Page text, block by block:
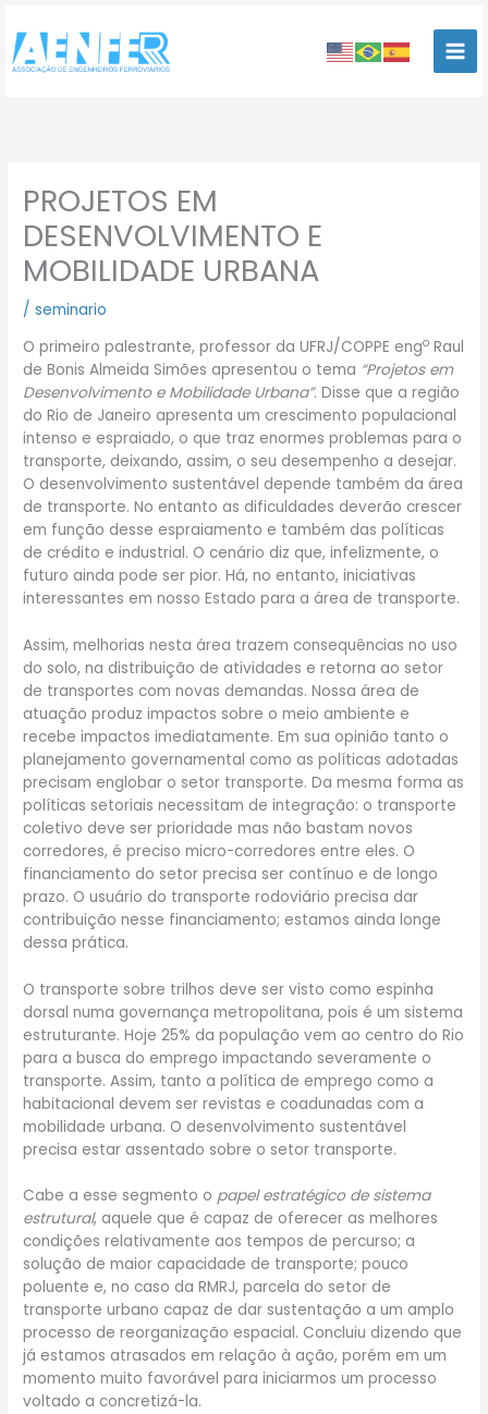
para
conteúdo
PROJETOS EM
DESENVOLVIMENTO E
MOBILIDADE URBANA
/seminario
O primeiro palestrante, professor da UFRJ/COPPE engo Raul
de Bonis Almeida Simões apresentou o tema “Projetos em
Desenvolvimento e Mobilidade Urbana”. Disse que a região
do Rio de Janeiro apresenta um crescimento populacional
intenso e espraiado, o que traz enormes problemas para o
transporte, deixando, assim, o seu desempenho a desejar.
O desenvolvimento sustentável depende também da área
de transporte. No entanto as dificuldades deverão crescer
em função desse espraiamento e também das políticas
de crédito e industrial. O cenário diz que, infelizmente, o
futuro ainda pode ser pior. Há, no entanto, iniciativas
interessantes em nosso Estado para a área de transporte.
Assim, melhorias nesta área trazem consequências no uso
do solo, na distribuição de atividades e retorna ao setor
de transportes com novas demandas. Nossa área de
atuação produz impactos sobre o meio ambiente e
recebe impactos imediatamente. Em sua opinião tanto o
planejamento governamental como as políticas adotadas
precisam englobar o setor transporte. Da mesma forma as
políticas setoriais necessitam de integração: o transporte
coletivo deve ser prioridade mas não bastam novos
corredores, é preciso micro-corredores entre eles. O
financiamento do setor precisa ser contínuo e de longo
prazo. O usuário do transporte rodoviário precisa dar
contribuição nesse financiamento; estamos ainda longe
dessa prática.
O transporte sobre trilhos deve ser visto como espinha
dorsal numa governança metropolitana, pois é um sistema
estruturante. Hoje 25% da população vem ao centro do Rio
para a busca do emprego impactando severamente o
transporte. Assim, tanto a política de emprego como a
habitacional devem ser revistas e coadunadas com a
mobilidade urbana. O desenvolvimento sustentável
precisa estar assentado sobre o setor transporte.
Cabe a esse segmento o papel estratégico de sistema
estrutural, aquele que é capaz de oferecer as melhores
condições relativamente aos tempos de percurso; a
solução de maior capacidade de transporte; pouco
poluente e, no caso da RMRJ, parcela do setor de
transporte urbano capaz de dar sustentação a um amplo
processo de reorganização espacial. Concluiu dizendo que
já estamos atrasados em relação à ação, porém em um
momento muito favorável para iniciarmos um processo
voltado a concretizá-la.